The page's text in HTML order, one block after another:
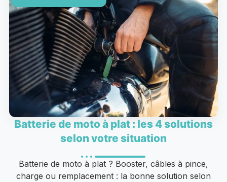
Batterie de moto à plat : les 4 solutions
selon votre situation
Batterie de moto à plat ? Booster, câbles à pince,
charge ou remplacement : la bonne solution selon